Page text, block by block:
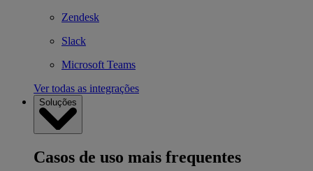
Zendesk
Slack
Microsoft Teams
Ver todas as integrações
Soluções
Casos de uso mais frequentes